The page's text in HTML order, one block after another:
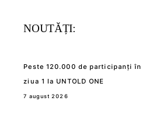
NOUTĂȚI:
Peste 120.000 de participanți în
ziua 1 la UNTOLD ONE
7 august 2026